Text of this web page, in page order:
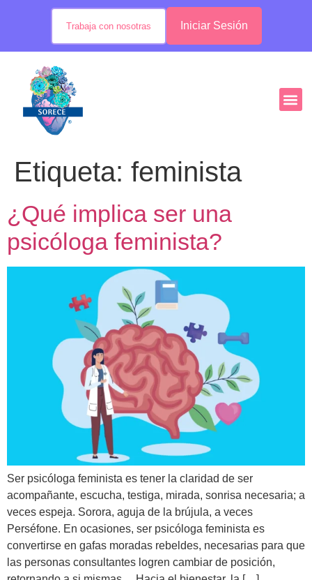
Trabaja con nosotras Iniciar Sesión
Etiqueta: feminista
¿Qué implica ser una
psicóloga feminista?
Ser psicóloga feminista es tener la claridad de ser
acompañante, escucha, testiga, mirada, sonrisa necesaria; a
veces espeja. Sorora, aguja de la brújula, a veces
Perséfone. En ocasiones, ser psicóloga feminista es
convertirse en gafas moradas rebeldes, necesarias para que
las personas consultantes logren cambiar de posición,